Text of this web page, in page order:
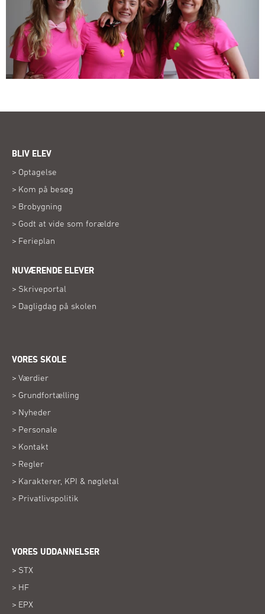
BLIV ELEV
Optagelse
Kom på besøg
Brobygning
Godt at vide som forældre
Ferieplan
NUVÆRENDE ELEVER
Skriveportal
Dagligdag på skolen
VORES SKOLE
Værdier
Grundfortælling
Nyheder
Personale
Kontakt
Regler
Karakterer, KPI & nøgletal
Privatlivspolitik
VORES UDDANNELSER
STX
HF
EPX